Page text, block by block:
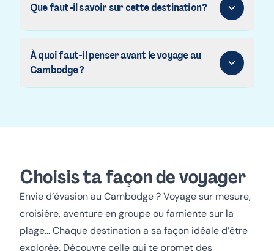
Que faut-il savoir sur cette destination ?
À quoi faut-il penser avant le voyage au
Cambodge ?
Choisis ta façon de voyager
Envie d’évasion au Cambodge ?Voyage sur mesure,
croisière, aventure en groupe ou farniente sur la
plage… Chaque destination a sa façon idéale d’être
explorée. Découvre celle qui te promet des